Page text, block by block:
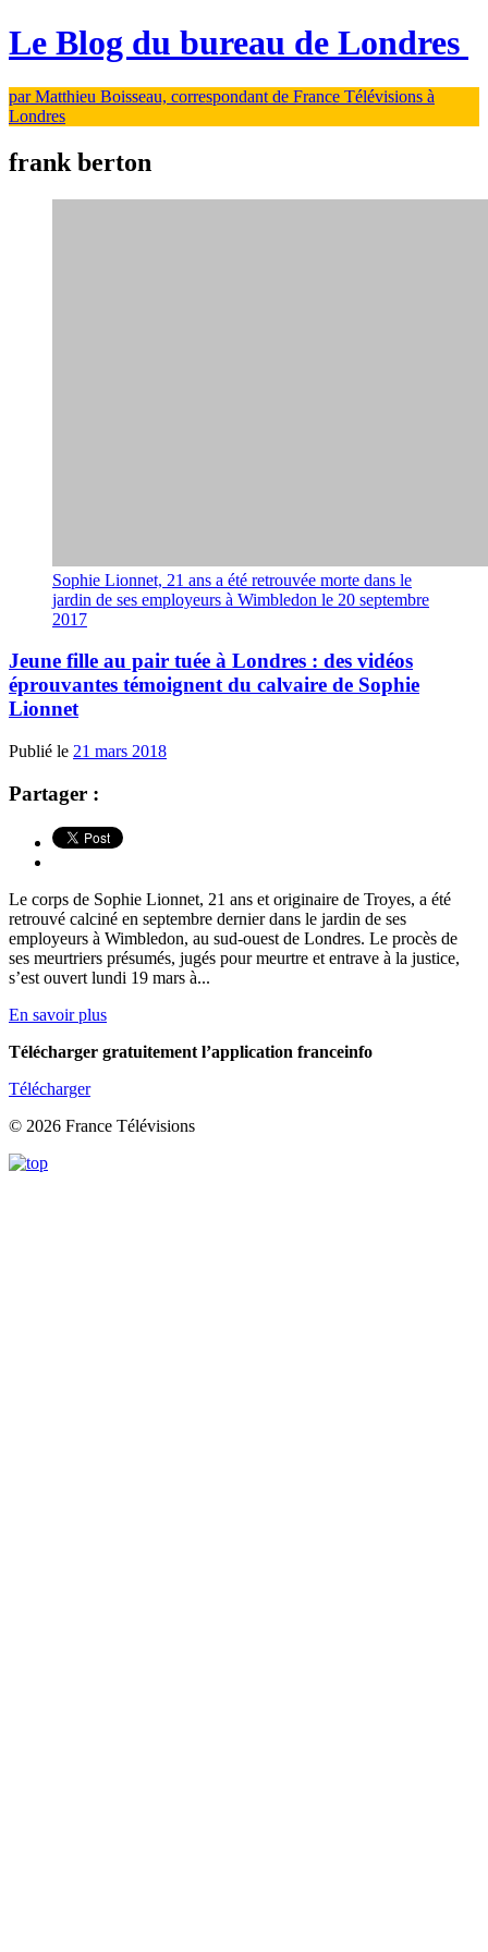
Le Blog du bureau de Londres
par Matthieu Boisseau, correspondant de France Télévisions à
Londres
frank berton
Sophie Lionnet, 21 ans a été retrouvée morte dans le
jardin de ses employeurs à Wimbledon le 20 septembre
2017
Jeune fille au pair tuée à Londres : des vidéos
éprouvantes témoignent du calvaire de Sophie
Lionnet
Publié le 21 mars 2018
Partager :
Le corps de Sophie Lionnet, 21 ans et originaire de Troyes, a été
retrouvé calciné en septembre dernier dans le jardin de ses
employeurs à Wimbledon, au sud-ouest de Londres. Le procès de
ses meurtriers présumés, jugés pour meurtre et entrave à la justice,
s’est ouvert lundi 19 mars à...
En savoir plus
Télécharger gratuitement l’application franceinfo
Télécharger
© 2026 France Télévisions